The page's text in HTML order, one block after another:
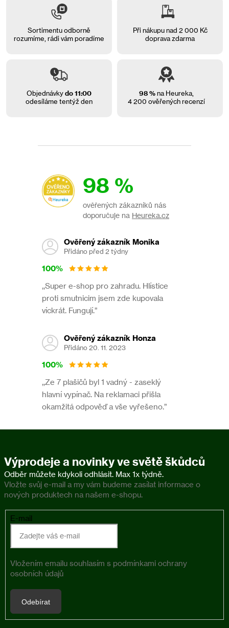
Sortimentu odborně
rozumíme, rádi vámporadíme
Při nákupu nad 2 000 Kč
doprava zdarma
Objednávkydo 11:00
odesíláme tentýž den
98 %na Heureka,
4 200 ověřených recenzí
98 %
ověřených zákazníků nás
doporučuje na Heureka.cz
Ověřený zákazník Monika
Přidáno před 2 týdny
100%
,,Super e-shop pro zahradu. Hlístice
proti smutnicim jsem zde kupovala
víckrát. Fungují.”
Ověřený zákazník Honza
Přidáno 20. 11. 2023
100%
,,Ze 7 plašičů byl 1 vadný - zaseklý
hlavní vypínač. Na reklamaci přišla
okamžitá odpověď a vše vyřešeno.”
Výprodeje a novinky ve světě škůdců
Vložte svůj e-mail a my vám budeme zasílat informace o
nových produktech na našem e-shopu.
E-mail
Vložením emailu souhlasím s podmínkami ochrany
osobních údajů
Odebírat